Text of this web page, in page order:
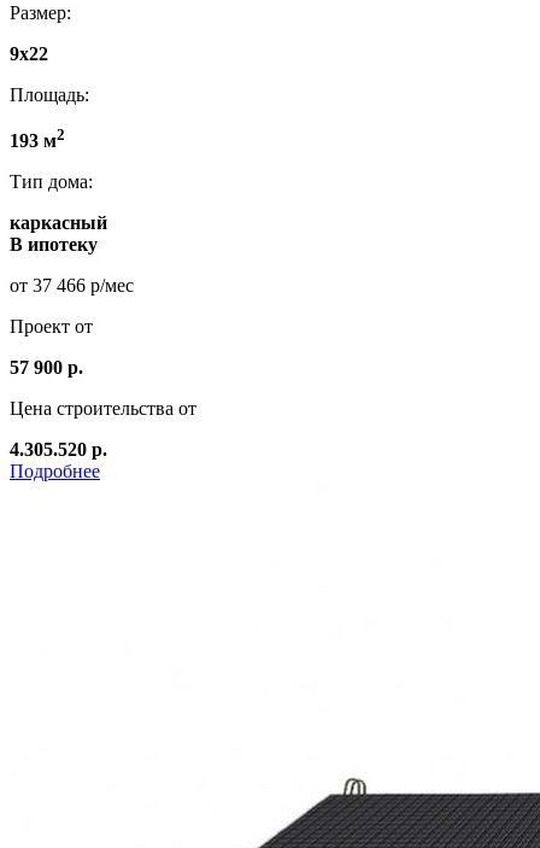
Размер:
9x22
Площадь:
193 м2
Тип дома:
каркасный
В ипотеку
от 37 466 р/мес
Проект от
57 900 р.
Цена строительства от
4.305.520 р.
Подробнее